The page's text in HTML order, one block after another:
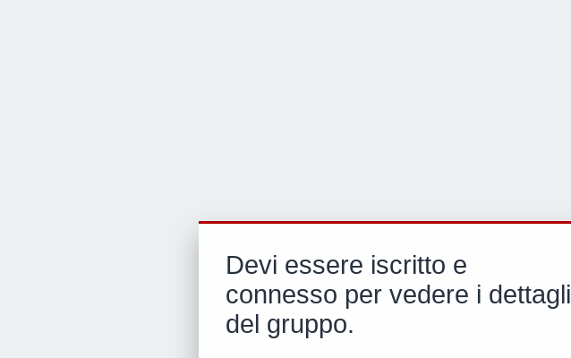
Devi essere iscritto e
connesso per vedere i dettagli
del gruppo.